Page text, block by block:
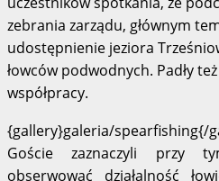
zebrania zarządu, głównym
udostępnienie jeziora
łowców podwodnych. Padły
współpracy.
{gallery}galeria/spearfishing{/
Goście zaznaczyli przy
obserwować działalność